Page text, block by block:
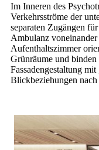
Im Inneren des
Verkehrsströme der
separaten Zugängen
Ambulanz
Aufenthaltszimmer
Grünräume und
Fassadengestaltung
Blickbeziehungen nach